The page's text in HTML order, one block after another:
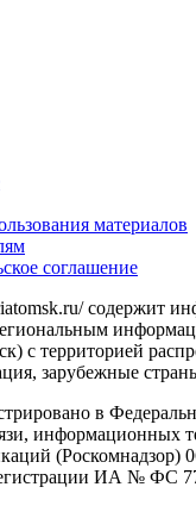
материалов
соглашение
содержит
с территорией
зарубежные
в
информационных
(Роскомнадзор)
ИА № ФС